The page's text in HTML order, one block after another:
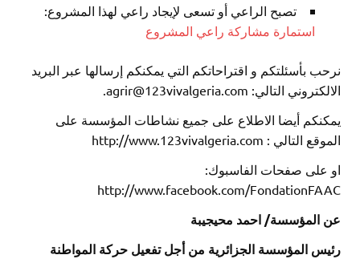
تصبح الراعي أو تسعى لإيجاد راعي لهذا المشروع:
استمارة مشاركة راعي المشروع
نرحب بأسئلتكم و اقتراحاتكم التي يمكنكم إرسالها عبر البريد
الالكتروني التالي: agrir@123vivalgeria.com.
يمكنكم أيضا الاطلاع على جميع نشاطات المؤسسة على
الموقع التالي : http://www.123vivalgeria.com
او على صفحات الفاسبوك:
http://www.facebook.com/FondationFAAC
عن المؤسسة/ احمد محيجيبة
رئيس المؤسسة الجزائرية من أجل تفعيل حركة المواطنة